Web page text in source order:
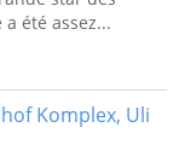
été assez...